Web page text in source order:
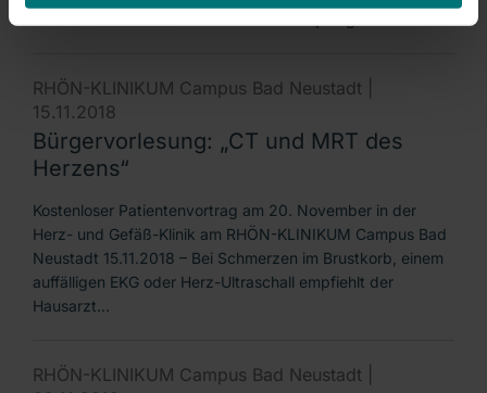
RHÖN-KLINIKUM Campus Bad Neustadt |
15.11.2018
Bürgervorlesung: „CT und MRT des
Herzens“
Kostenloser Patientenvortrag am 20. November in der
Herz- und Gefäß-Klinik am RHÖN-KLINIKUM Campus Bad
Neustadt 15.11.2018 – Bei Schmerzen im Brustkorb, einem
auffälligen EKG oder Herz-Ultraschall empfiehlt der
Hausarzt…
RHÖN-KLINIKUM Campus Bad Neustadt |